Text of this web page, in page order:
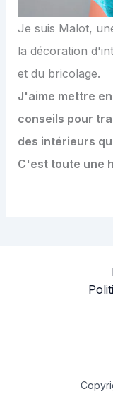
Je suis Malot,
la décoration
et du bricolage.
J'aime mettre
conseils pour
des intérieurs
C'est toute une